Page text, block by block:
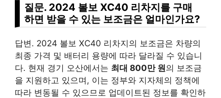
질문. 2024 볼보 XC40 리차지를 구매
하면 받을 수 있는 보조금은 얼마인가요?
답변. 2024 볼보 XC40 리차지의 보조금은 차량의
최종 가격 및 배터리 용량에 따라 달라질 수 있습니
다. 현재 경기 오산에서는 최대 800만 원의 보조금
을 지원하고 있으며, 이는 정부와 지자체의 정책에
따라 변동될 수 있으므로 업데이트된 정보를 확인하